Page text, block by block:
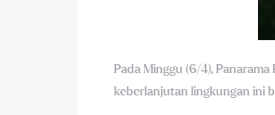
Pada Minggu (6/4),
keberlanjutan lingkungan ini